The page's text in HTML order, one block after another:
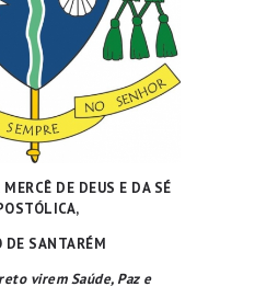
MERCÊ DE DEUS E DA SÉ
LICA,
DE SANTARÉM
virem Saúde, Paz e